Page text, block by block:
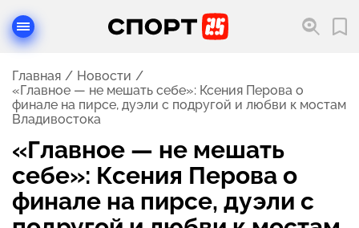
Главная
Новости
«Главное — не мешать себе»: Ксения Перова о
финале на пирсе, дуэли с подругой и любви к мостам
Владивостока
«Главное — не мешать
себе»: Ксения Перова о
финале на пирсе, дуэли с